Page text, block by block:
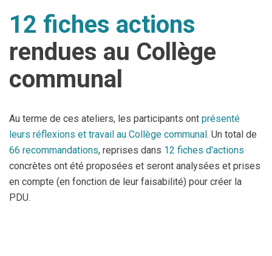
12 fiches actions
rendues au Collège
communal
Au terme de ces ateliers, les participants ont présenté
leurs réflexions et travail au Collège communal. Un total de
66 recommandations, reprises dans 12 fiches d'actions
concrètes ont été proposées et seront analysées et prises
en compte (en fonction de leur faisabilité) pour créer la
PDU.